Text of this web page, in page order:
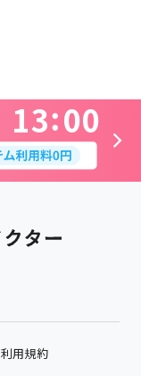
13 00
利用規約